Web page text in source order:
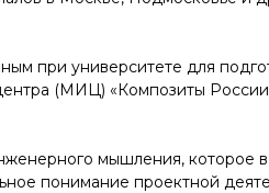
при университете для
(МИЦ) «Композиты
мышления,
понимание проектной